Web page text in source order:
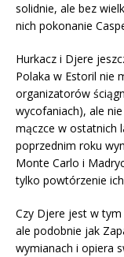
solidnie, ale bez
nich pokonanie
Hurkacz i Djere
Polaka w Estoril nie
organizatorów
wycofaniach), ale
mączce w ostatnich
poprzednim roku
Monte Carlo i
tylko powtórzenie
Czy Djere jest w
ale podobnie jak
wymianach i opiera